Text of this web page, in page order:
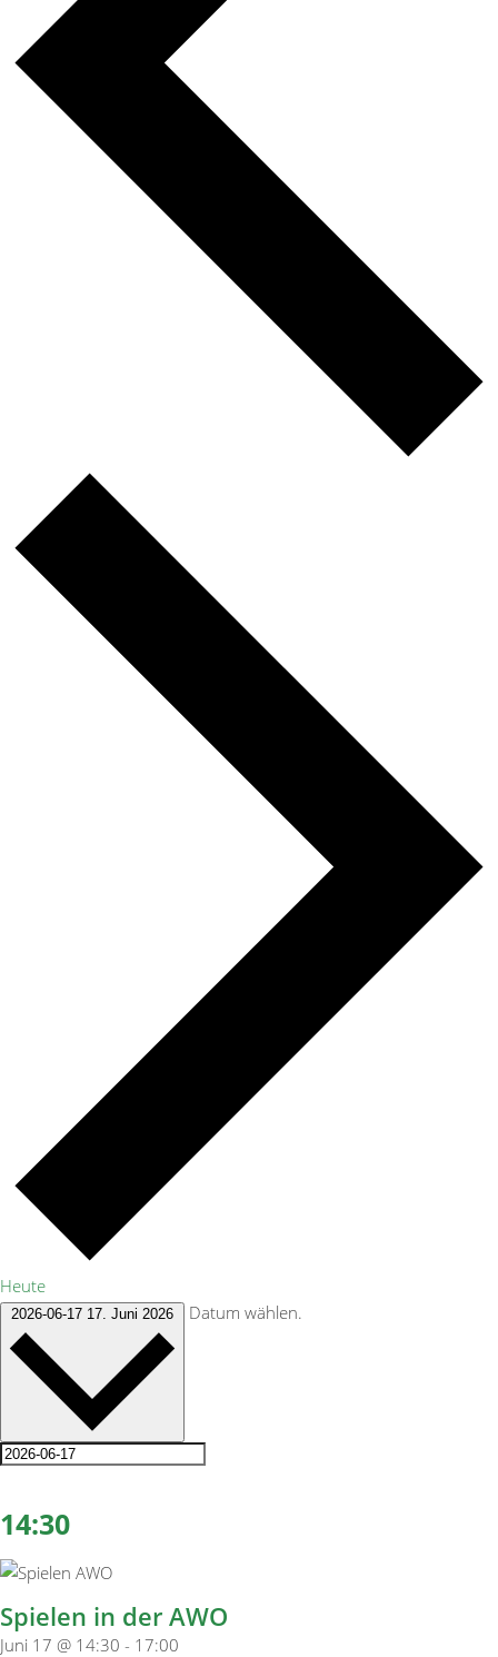
Heute
2026-06-17 17. Juni 2026 Datum wählen.
14:30
Spielen in der AWO
Juni 17 @ 14:30 - 17:00